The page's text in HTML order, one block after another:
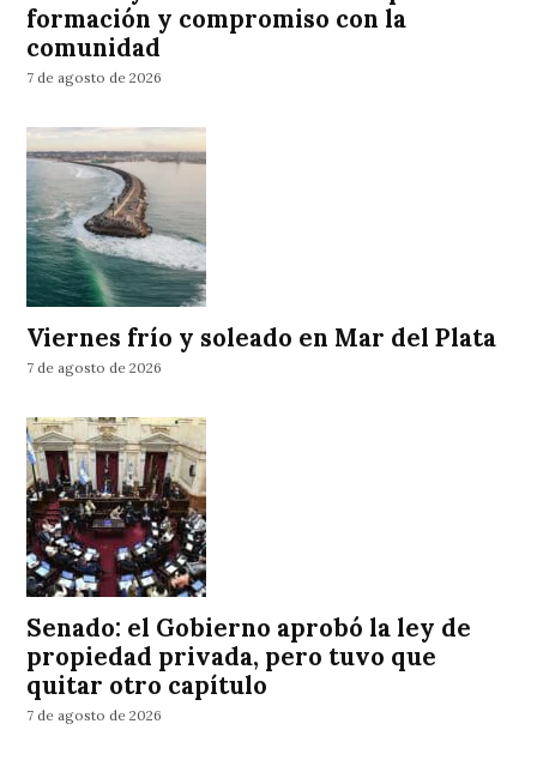
formación y compromiso con la
comunidad
7 de agosto de 2026
Viernes frío y soleado en Mar del Plata
7 de agosto de 2026
Senado: el Gobierno aprobó la ley de
propiedad privada, pero tuvo que
quitar otro capítulo
7 de agosto de 2026